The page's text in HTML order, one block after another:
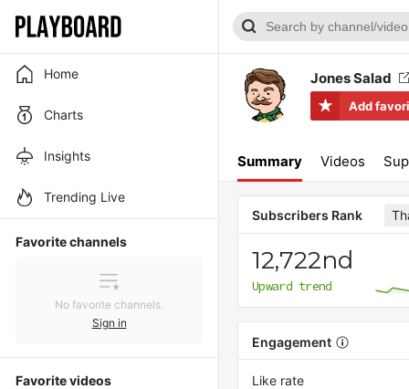
Home
Charts
Insights
Trending Live
Favorite channels
No favorite channels.
Sign in
Favorite videos
Jones Salad
Add
Summary Videos
Subscribers Rank
12,722nd
Upward trend
Engagement
Like rate